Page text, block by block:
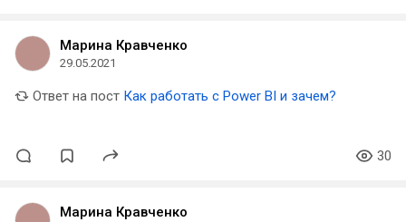
Марина Кравченко
29.05.2021
Ответ на пост Как работать с Power BI и зачем?
30
Марина Кравченко